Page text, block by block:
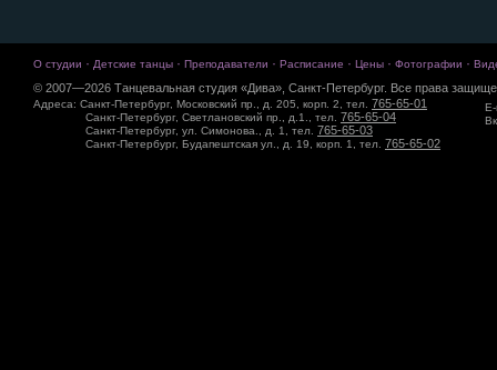
О студии · Детские танцы · Преподаватели · Расписание · Цены · Фотографии ·
© 2007—2026 Танцевальная студия «Дива», Санкт-Петербург. Все права
Адреса: Санкт-Петербург, Московский пр., д. 205, корп. 2, тел. 765-65-01
Санкт-Петербург, Светлановский пр., д.1., тел. 765-65-04
Санкт-Петербург, ул. Симонова., д. 1, тел. 765-65-03
Санкт-Петербург, Будапештская ул., д. 19, корп. 1, тел. 765-65-02